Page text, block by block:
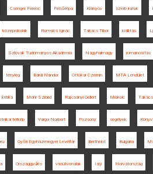
Csenger Ferenc Felsőrépa Kisinyov szerb iratok
középiskolák Romsics Ignác Takács Tibor kiállítás
Szlovák Tudományos Akadémia Nagyhalmágy románosítás
tényleg Bárdi Nándor Ottokar Czernin MTA Lendület
kritika Mohr Szilárd Rajcsányi Gellért Miskolc
térkép Varga Norbert Pozsony segélyek
Győri Egyházmegyei Levéltár Berthelot Bulgária
Országgyűlés vasútvonalak Iaşi Horvátország